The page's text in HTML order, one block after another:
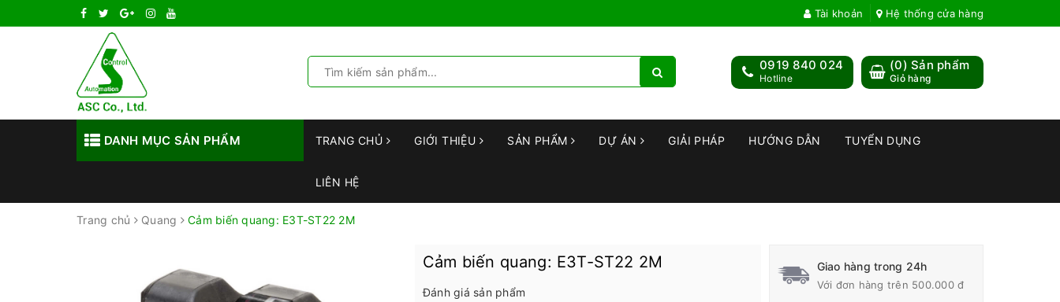
Tài khoản Hệ thống cửa hàng
(0) Sản phẩm
Giỏ hàng
0919 840 024
Hotline
DANH MỤC SẢN PHẨM TRANG CHỦ GIỚI THIỆU SẢN PHẨM DỰ ÁN GIẢI PHÁP HƯỚNG DẪN TUYỂN DỤNG
LIÊN HỆ
Trang chủ Quang Cảm biến quang: E3T-ST22 2M
Cảm biến quang: E3T-ST22 2M
Đánh giá sản phẩm
Giao hàng trong 24h
Với đơn hàng trên 500.000 đ